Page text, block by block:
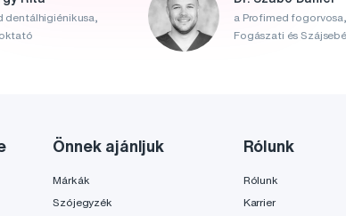
dentálhigiénikusa,
a Profimed
Fogászati és
Önnek ajánljuk
Márkák
Szójegyzék
Rólunk
Rólunk
Karrier